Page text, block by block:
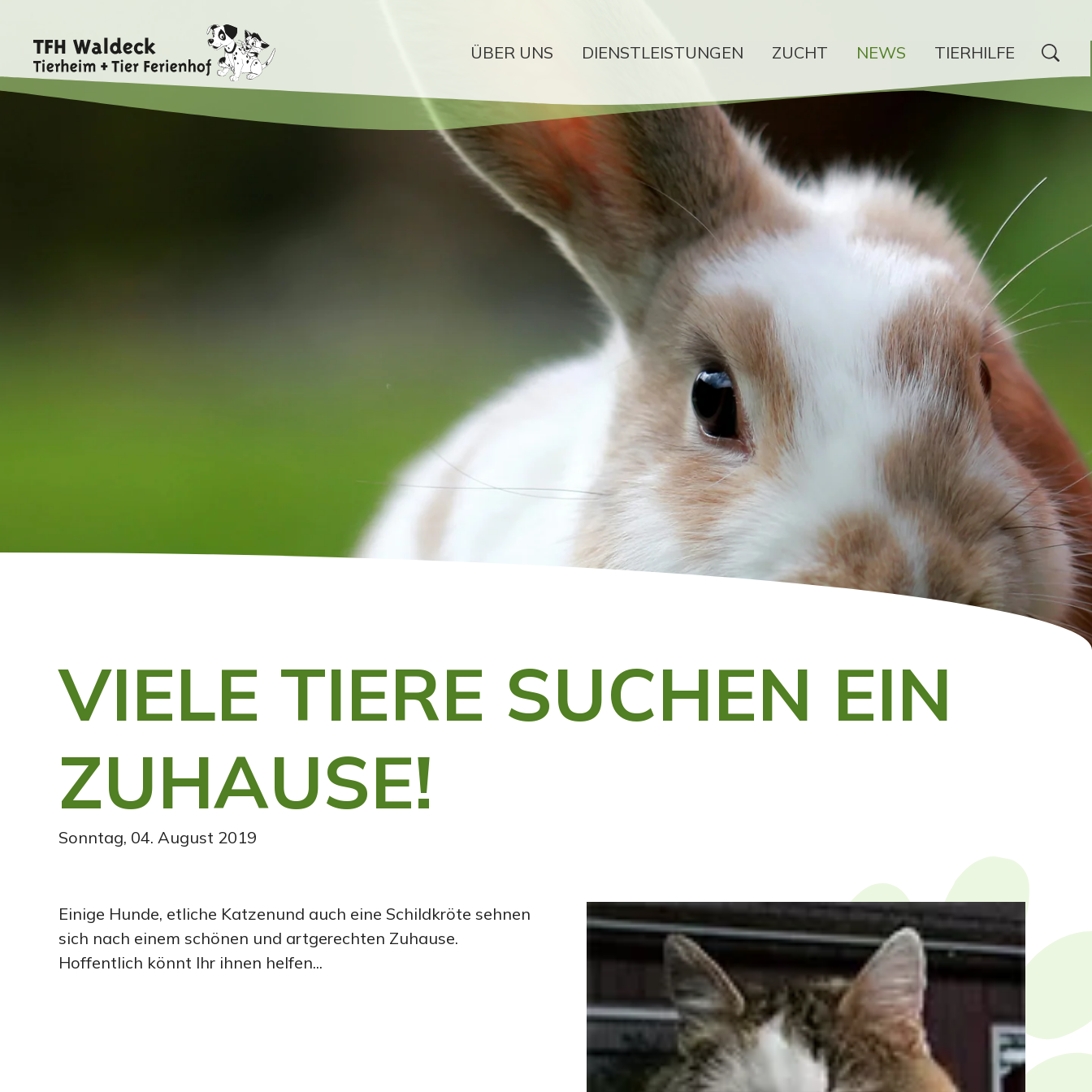
ÜBER UNS DIENSTLEISTUNGEN ZUCHT NEWS TIERHILFE
VIELE TIERE SUCHEN EIN
ZUHAUSE!
Sonntag, 04. August 2019
Einige Hunde, etliche Katzenund auch eine Schildkröte sehnen
sich nach einem schönen und artgerechten Zuhause.
Hoffentlich könnt Ihr ihnen helfen...